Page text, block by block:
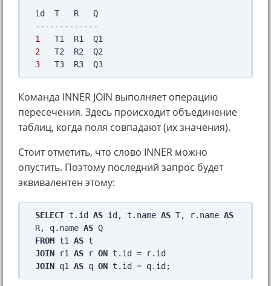
id  T   R   Q
1
2
3
Команда INNER JOIN выполняет операцию
пересечения. Здесь происходит объединение
таблиц, когда поля совпадают (их значения).
Стоит отметить, что слово INNER можно
опустить. Поэтому последний запрос будет
эквивалентен этому:
SELECT t.id AS id, t.name AS T, r.name AS
R, q.name AS
FROM t1 AS
JOIN r1 AS r ON
JOIN q1 AS q ON